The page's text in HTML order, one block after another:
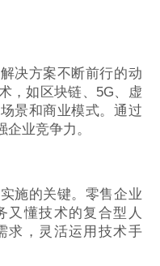
决方案不断前行的动
，如区块链、5G、虚
景和商业模式。通过
业竞争力。
施的关键。零售企业
又懂技术的复合型人
求，灵活运用技术手